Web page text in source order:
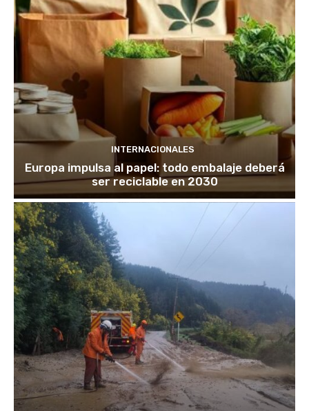
INTERNACIONALES
Europa impulsa al papel: todo embalaje deberá
ser reciclable en 2030